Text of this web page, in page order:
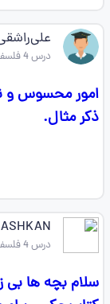
درس 4 فلسفه یازدهم
امور محسوس و
ذکر مثال.
ASHKAN :)
درس 4 فلسفه یازدهم